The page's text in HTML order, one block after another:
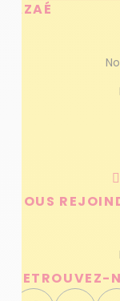
AZAÉ
NOUS
RETROUVEZ-